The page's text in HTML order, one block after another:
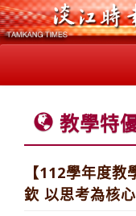
教學特
【112學年度
欽 以思考為核